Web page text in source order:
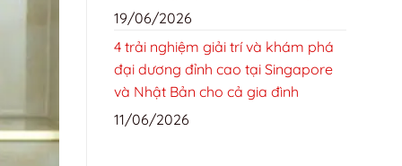
19/06/2026
4 trải nghiệm giải trí và khám phá
đại dương đỉnh cao tại Singapore
và Nhật Bản cho cả gia đình
11/06/2026